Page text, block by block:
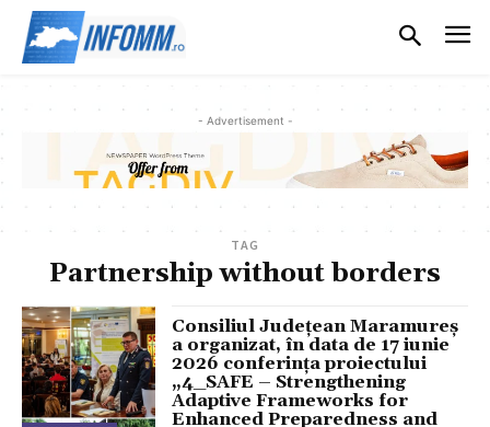
- Advertisement -
TAG
Partnership without borders
Consiliul Județean Maramureș
a organizat, în data de 17 iunie
2026 conferința proiectului
„4_SAFE – Strengthening
Adaptive Frameworks for
Enhanced Preparedness and